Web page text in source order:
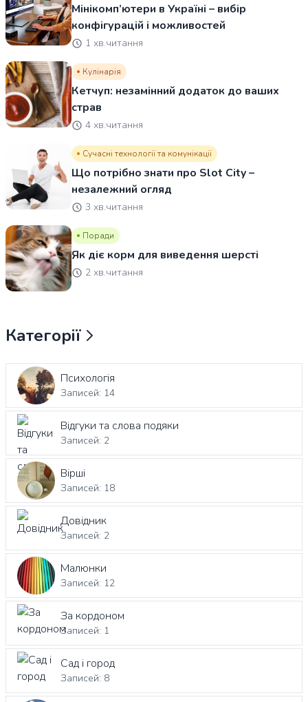
Мінікомп’ютери в Україні – вибір
конфігурацій і можливостей
1 хв.читання
Кулінарія
Кетчуп: незамінний додаток до ваших
страв
4 хв.читання
Сучасні технології та комунікації
Що потрібно знати про Slot City –
незалежний огляд
3 хв.читання
Поради
Як діє корм для виведення шерсті
2 хв.читання
Категорії
Психологія
Записей: 14
Відгуки та слова подяки
Записей: 2
Вірші
Записей: 18
Довідник
Записей: 2
Малюнки
Записей: 12
За кордоном
Записей: 1
Сад і город
Записей: 8